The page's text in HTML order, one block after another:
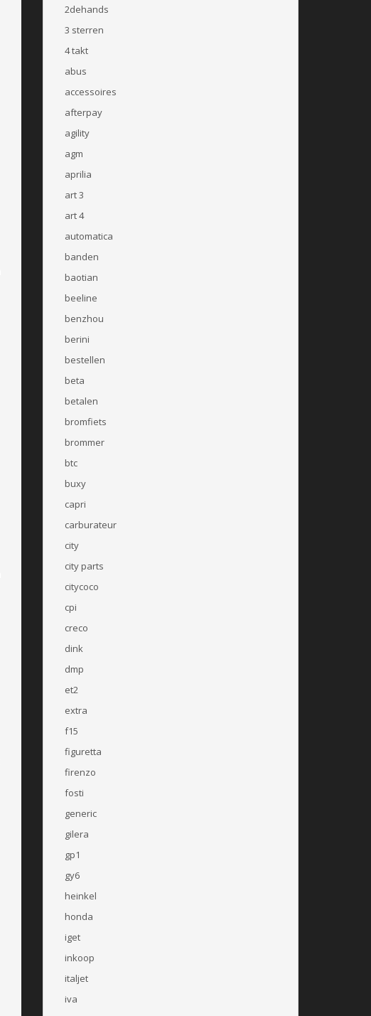
2dehands
3 sterren
4 takt
abus
accessoires
afterpay
agility
agm
aprilia
art 3
art 4
automatica
banden
baotian
beeline
benzhou
berini
bestellen
beta
betalen
bromfiets
brommer
btc
buxy
capri
carburateur
city
city parts
citycoco
cpi
creco
dink
dmp
et2
extra
f15
figuretta
firenzo
fosti
generic
gilera
gp1
gy6
heinkel
honda
iget
inkoop
italjet
iva